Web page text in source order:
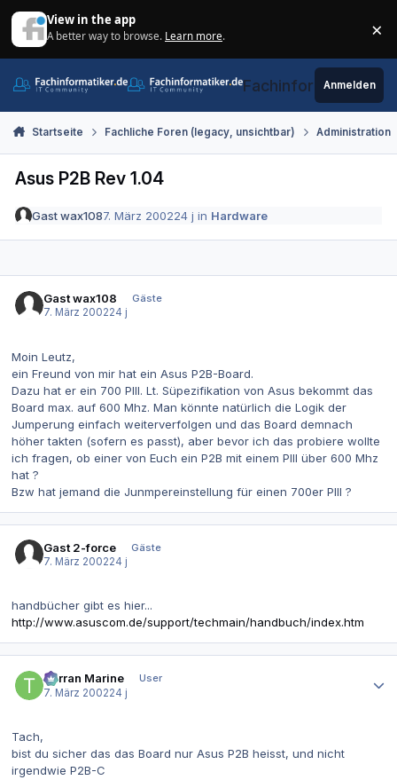
View in the app
A better way to browse. Learn more. ×
Fachinformatiker.de
Anmelden
Startseite Fachliche Foren (legacy, unsichtbar) Administration
Asus P2B Rev 1.04
Gast wax1087. März 200224 j in Hardware
Gast wax108
Gäste
7. März 200224 j
Moin Leutz,
ein Freund von mir hat ein Asus P2B-Board.
Dazu hat er ein 700 PIII. Lt. Süpezifikation von Asus bekommt das
Board max. auf 600 Mhz. Man könnte natürlich die Logik der
Jumperung einfach weiterverfolgen und das Board demnach
höher takten (sofern es passt), aber bevor ich das probiere wollte
ich fragen, ob einer von Euch ein P2B mit einem PIII über 600 Mhz
hat ?
Bzw hat jemand die Junmpereinstellung für einen 700er PIII ?
Gast 2-force
Gäste
7. März 200224 j
handbücher gibt es hier...
http://www.asuscom.de/support/techmain/handbuch/index.htm
Terran Marine
User
7. März 200224 j
Tach,
bist du sicher das das Board nur Asus P2B heisst, und nicht
irgendwie P2B-C